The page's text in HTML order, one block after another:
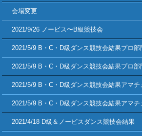
会場変更
2021/9/26 ノービス〜B級競技会
2021/5/9 B・C・D級ダンス競技会結果プロ部
2021/5/9 B・C・D級ダンス競技会結果プロ部
2021/5/9 B・C・D級ダンス競技会結果アマ
2021/5/9 B・C・D級ダンス競技会結果アマチ
2021/4/18 D級＆ノービスダンス競技会結果